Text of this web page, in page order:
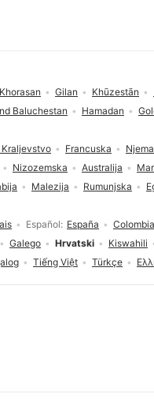
Español España Colombia
Galego Hrvatski Kiswahili
Tiếng Việt Türkçe
Francuska
Nizozemska Australija
Malezija Rumunjska
Gilan Khūzestān
Baluchestan Hamadan